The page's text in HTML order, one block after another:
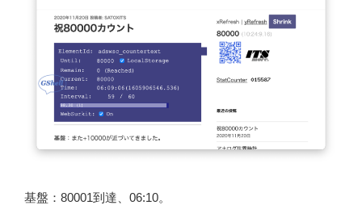
基盤：80001到達、06:10。